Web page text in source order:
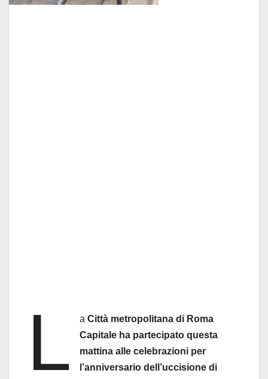
L a Città metropolitana di Roma
Capitale ha partecipato questa
mattina alle celebrazioni per
l’anniversario dell’uccisione di